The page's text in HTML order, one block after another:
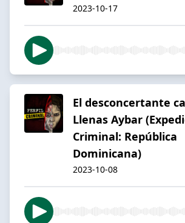
2023-10-17
El desconcertante
Llenas Aybar
Criminal: República
Dominicana)
2023-10-08